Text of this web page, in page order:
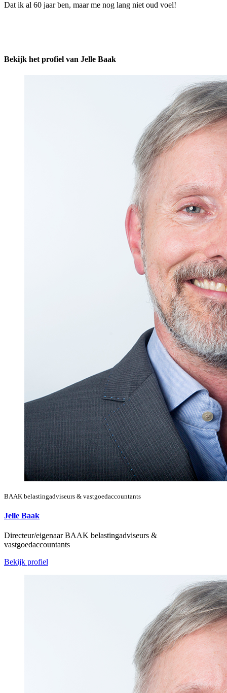
Dat ik al 60 jaar ben, maar me nog lang niet oud voel!
Bekijk het profiel van Jelle Baak
BAAK belastingadviseurs & vastgoedaccountants
Jelle Baak
Directeur/eigenaar BAAK belastingadviseurs &
vastgoedaccountants
Bekijk profiel